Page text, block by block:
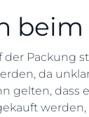
Packung
da
gelten, dass
werden,